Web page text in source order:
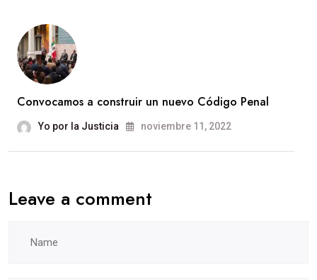
Convocamos a construir un nuevo Código Penal
Yo por la Justicia noviembre 11, 2022
Leave a comment